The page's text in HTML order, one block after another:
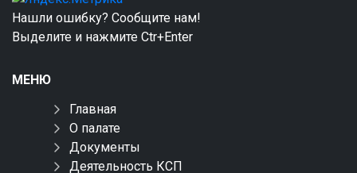
Нашли ошибку? Сообщите нам!
Выделите и нажмите Ctr+Enter
МЕНЮ
Главная
О палате
Документы
Деятельность КСП